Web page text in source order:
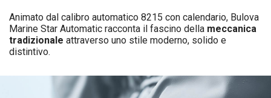
Animato dal calibro automatico 8215 con calendario, Bulova
Marine Star Automatic racconta il fascino della meccanica
tradizionale attraverso uno stile moderno, solido e
distintivo.